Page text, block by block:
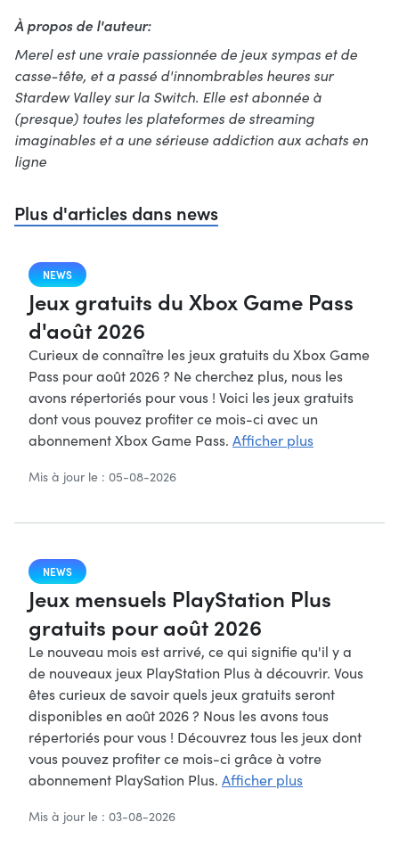
À propos de l'auteur:
Merel est une vraie passionnée de jeux sympas et de
casse-tête, et a passé d'innombrables heures sur
Stardew Valley sur la Switch. Elle est abonnée à
(presque) toutes les plateformes de streaming
imaginables et a une sérieuse addiction aux achats en
ligne
Plus d'articles dans news
NEWS
Jeux gratuits du Xbox Game Pass
d'août 2026
Curieux de connaître les jeux gratuits du Xbox Game
Pass pour août 2026 ? Ne cherchez plus, nous les
avons répertoriés pour vous ! Voici les jeux gratuits
dont vous pouvez profiter ce mois-ci avec un
abonnement Xbox Game Pass. Afficher plus
Mis à jour le : 05-08-2026
NEWS
Jeux mensuels PlayStation Plus
gratuits pour août 2026
Le nouveau mois est arrivé, ce qui signifie qu'il y a
de nouveaux jeux PlayStation Plus à découvrir. Vous
êtes curieux de savoir quels jeux gratuits seront
disponibles en août 2026 ? Nous les avons tous
répertoriés pour vous ! Découvrez tous les jeux dont
vous pouvez profiter ce mois-ci grâce à votre
abonnement PlaySation Plus. Afficher plus
Mis à jour le : 03-08-2026